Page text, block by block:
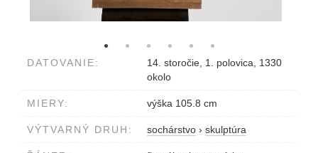
DATOVANIE:
14. storočie, 1. polovica, 1330
okolo
MIERY: výška 105.8 cm
VÝTVARNÝ DRUH: sochárstvo › skulptúra